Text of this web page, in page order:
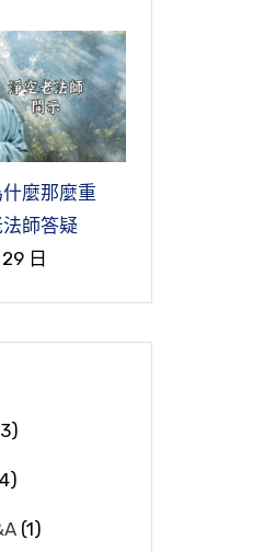
什麼那麼重
師答疑
日
(1)